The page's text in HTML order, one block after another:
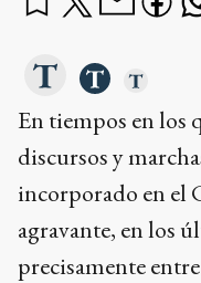
En tiempos en los
discursos y
incorporado en el
agravante, en los
precisamente